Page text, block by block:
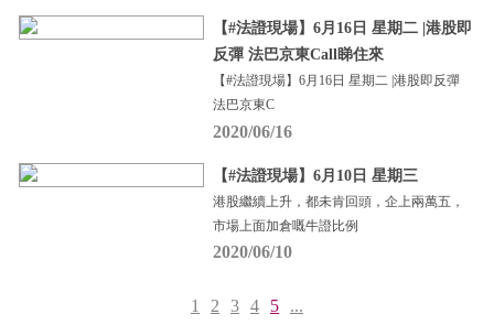
【#法證現場】6月16日 星期二 |港股即
反彈 法巴京東Call睇住來
【#法證現場】6月16日 星期二 |港股即反彈
法巴京東C
2020/06/16
【#法證現場】6月10日 星期三
港股繼續上升，都未肯回頭，企上兩萬五，
市場上面加倉嘅牛證比例
2020/06/10
1 2 3 4 5 ...